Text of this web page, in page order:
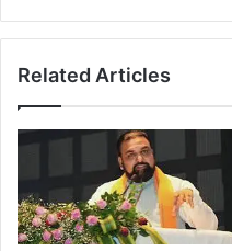
Related Articles